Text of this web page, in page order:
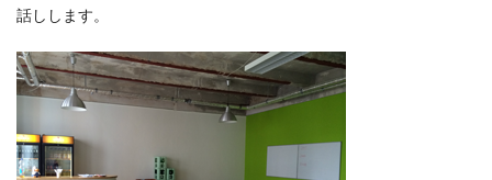
話しします。